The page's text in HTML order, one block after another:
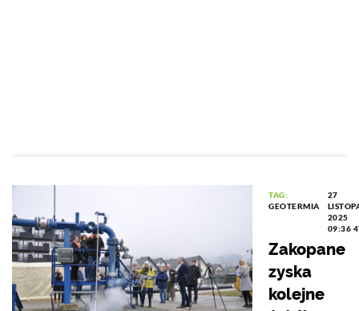
TAG:
GEOTERMIA
27
2025
09:36
Zakopane
zyska
kolejne